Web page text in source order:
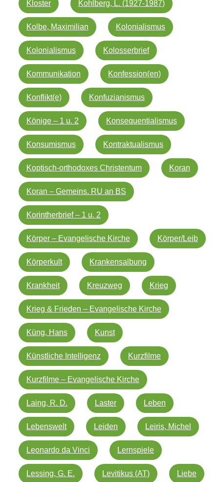
Kloster Kohlberg, L. (1927-1987)
Kolbe, Maximilian Kolonialismus
Kolonialismus Kolosserbrief
Kommunikation Konfession(en)
Konflikt(e) Konfuzianismus
Könige – 1 u. 2 Konsequentialismus
Konsumismus Kontraktualismus
Koptisch-orthodoxes Christentum Koran
Koran – Gemeins. RU an BS
Korintherbrief – 1 u. 2
Körper – Evangelische Kirche Körper/Leib
Körperkult Krankensalbung
Krankheit Kreuzweg Krieg
Krieg & Frieden – Evangelische Kirche
Küng, Hans Kunst
Künstliche Intelligenz Kurzfilme
Kurzfilme – Evangelische Kirche
Laing, R. D. Laster Leben
Lebenswelt Leiden Leiris, Michel
Leonardo da Vinci Lernspiele
Lessing, G. E. Levitikus (AT) Liebe